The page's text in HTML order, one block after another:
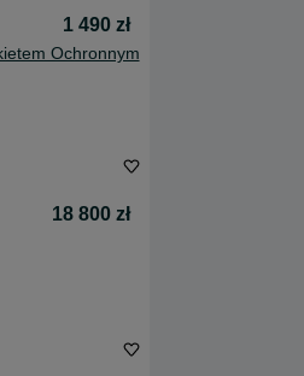
1 490 zł
Ochronnym
18 800 zł